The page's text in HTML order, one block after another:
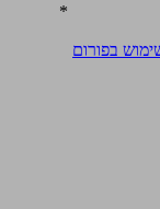
*
בפורום